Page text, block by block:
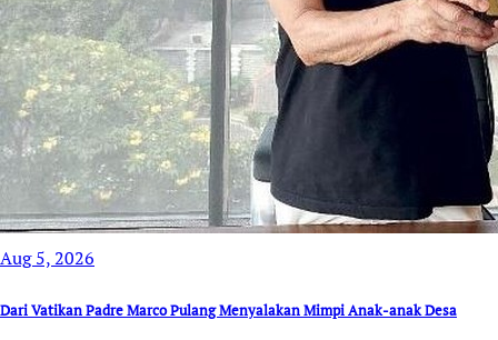
Aug 5, 2026
Dari Vatikan Padre Marco Pulang Menyalakan Mimpi Anak-anak Desa